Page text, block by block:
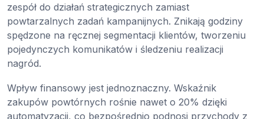
zespół do działań strategicznych zamiast
powtarzalnych zadań kampanijnych. Znikają godziny
spędzone na ręcznej segmentacji klientów, tworzeniu
pojedynczych komunikatów i śledzeniu realizacji
nagród.
Wpływ finansowy jest jednoznaczny. Wskaźnik
zakupów powtórnych rośnie nawet o 20% dzięki
automatyzacji, co bezpośrednio podnosi przychody z